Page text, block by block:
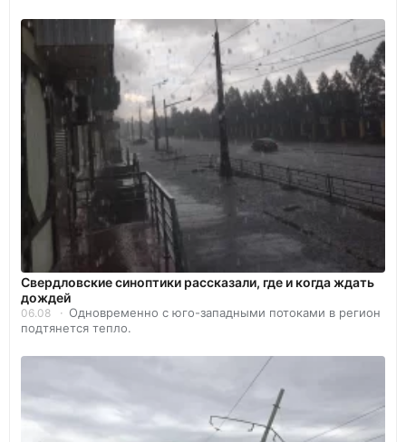
Свердловские синоптики рассказали, где и когда ждать
дождей
06.08
Одновременно с юго-западными потоками в регион
подтянется тепло.